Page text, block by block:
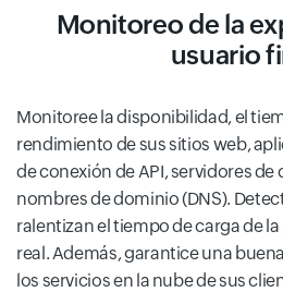
Monitoreo de la
usuario
Monitoree la disponibilidad, el
rendimiento de sus sitios web,
de conexión de API, servidores de
nombres de dominio (DNS).
ralentizan el tiempo de carga de
real. Además, garantice una
los servicios en la nube de sus